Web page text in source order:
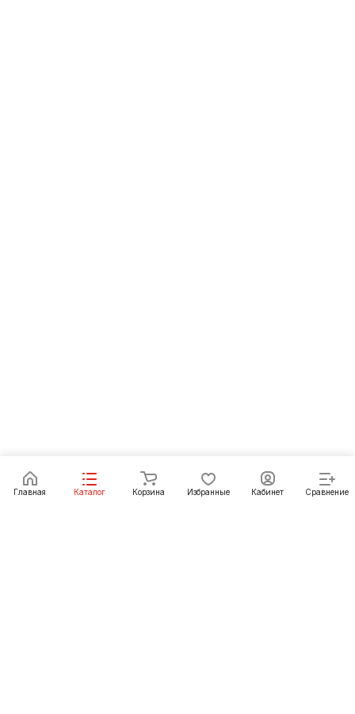
Главная Каталог Корзина Избранные Кабинет Сравнение